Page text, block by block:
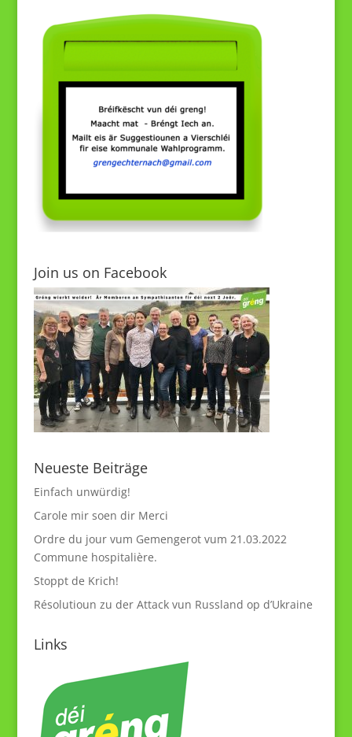
Join us on Facebook
Neueste Beiträge
Einfach unwürdig!
Carole mir soen dir Merci
Ordre du jour vum Gemengerot vum 21.03.2022
Commune hospitalière.
Stoppt de Krich!
Résolutioun zu der Attack vun Russland op d’Ukraine
Links